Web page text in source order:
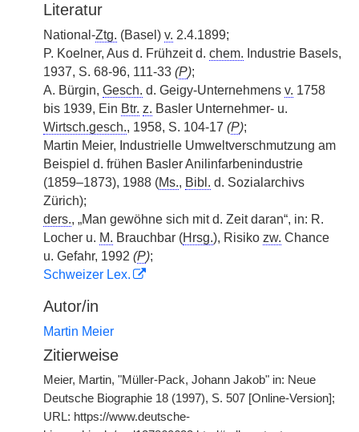
Literatur
National-Ztg. (Basel) v. 2.4.1899;
P. Koelner, Aus d. Frühzeit d. chem. Industrie Basels,
1937, S. 68-96, 111-33 (P);
A. Bürgin, Gesch. d. Geigy-Unternehmens v. 1758
bis 1939, Ein Btr. z. Basler Unternehmer- u.
Wirtsch.gesch., 1958, S. 104-17 (P);
Martin Meier, Industrielle Umweltverschmutzung am
Beispiel d. frühen Basler Anilinfarbenindustrie
(1859–1873), 1988 (Ms., Bibl. d. Sozialarchivs
Zürich);
ders., „Man gewöhne sich mit d. Zeit daran“, in: R.
Locher u. M. Brauchbar (Hrsg.), Risiko zw. Chance
u. Gefahr, 1992 (P);
Schweizer Lex.
Autor/in
Martin Meier
Zitierweise
Meier, Martin, "Müller-Pack, Johann Jakob" in: Neue
Deutsche Biographie 18 (1997), S. 507 [Online-Version];
URL: https://www.deutsche-